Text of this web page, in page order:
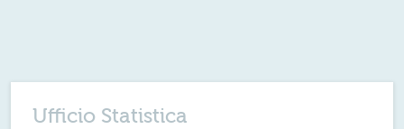
Ufficio Statistica